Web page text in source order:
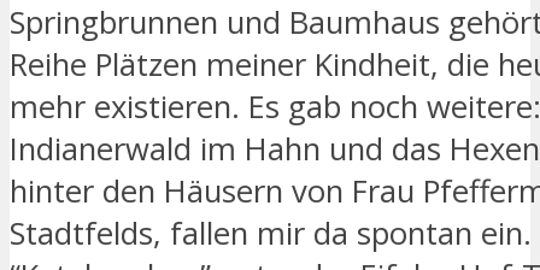
Springbrunnen und Baumhaus
Reihe Plätzen meiner Kindheit, die
mehr existieren. Es gab noch
Indianerwald im Hahn und das
hinter den Häusern von Frau
Stadtfelds, fallen mir da spontan ein.